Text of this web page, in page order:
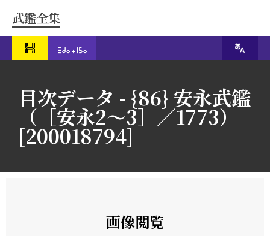
武鑑全集
目次データ - {86} 安永武鑑
（［安永2～3］／1773）
[200018794]
画像閲覧